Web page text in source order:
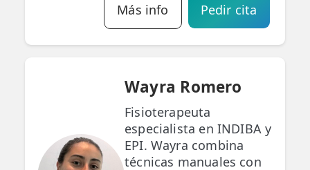
Más info Pedir cita
Wayra Romero
Fisioterapeuta
especialista en INDIBA y
EPI. Wayra combina
técnicas manuales con